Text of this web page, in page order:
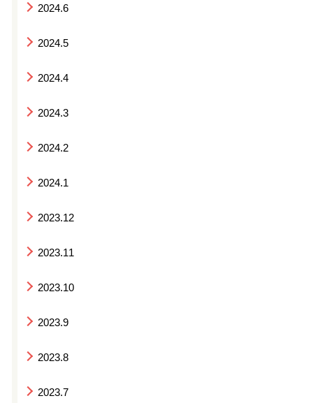
2024.6
2024.5
2024.4
2024.3
2024.2
2024.1
2023.12
2023.11
2023.10
2023.9
2023.8
2023.7